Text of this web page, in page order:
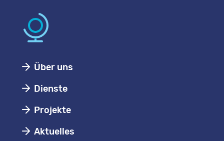
Über uns
Dienste
Projekte
Aktuelles